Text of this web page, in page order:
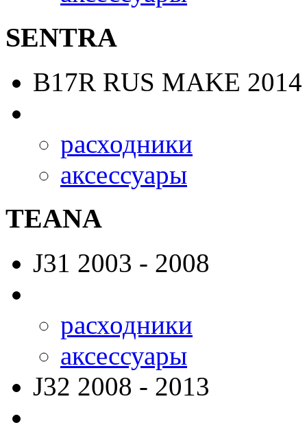
SENTRA
B17R RUS MAKE
расходники
аксессуары
TEANA
J31 2003 - 2008
расходники
аксессуары
J32 2008 - 2013